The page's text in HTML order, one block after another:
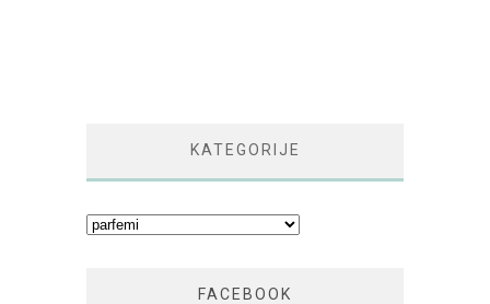
KATEGORIJE
Kategorije
FACEBOOK